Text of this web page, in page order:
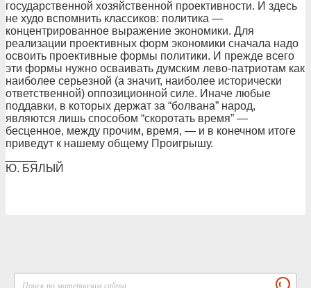
государственной хозяйственной проективности. И здесь
не худо вспомнить классиков: политика —
концентрированное выражение экономики. Для
реализации проективных форм экономики сначала надо
освоить проективные формы политики. И прежде всего
эти формы нужно осваивать думским лево-патриотам как
наиболее серьезной (а значит, наиболее исторически
ответственной) оппозиционной силе. Иначе любые
поддавки, в которых держат за “болвана” народ,
являются лишь способом “скоротать время” —
бесценное, между прочим, время, — и в конечном итоге
приведут к нашему общему Проигрышу.
Ю. БЯЛЫЙ